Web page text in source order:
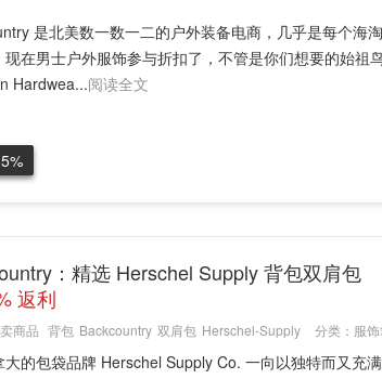
是北美数一数一二的户外装备电商，几乎是每个海
现在男士户外服饰参与折扣了，不管是你们想要的始祖
Hardwea...阅读全文
：精选 Herschel Supply 背包双肩包
返利
商品 背包 Backcountry 双肩包 Herschel-Supply 分类： 服
大的包袋品牌 Herschel Supply Co. 一向以独特而又充